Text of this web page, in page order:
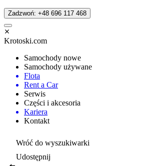
Zadzwoń: +48 696 117 468
Krotoski.com
Samochody nowe
Samochody używane
Flota
Rent a Car
Serwis
Części i akcesoria
Kariera
Kontakt
Wróć do wyszukiwarki
Udostępnij